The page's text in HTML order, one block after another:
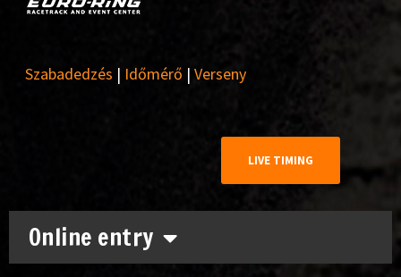
Online entry
Szabadedzés | Időmérő | Verseny
LIVE TIMING